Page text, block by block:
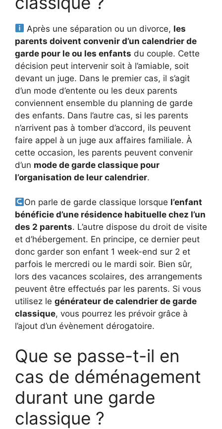
Après une séparation ou un divorce, les
parents doivent convenir d’un calendrier de
garde pour le ou les enfants du couple. Cette
décision peut intervenir soit à l’amiable, soit
devant un juge. Dans le premier cas, il s’agit
d’un mode d’entente ou les deux parents
conviennent ensemble du planning de garde
des enfants. Dans l’autre cas, si les parents
n’arrivent pas à tomber d’accord, ils peuvent
faire appel à un juge aux affaires familiale. À
cette occasion, les parents peuvent convenir
d’un mode de garde classique pour
l’organisation de leur calendrier.
On parle de garde classique lorsque l’enfant
bénéficie d’une résidence habituelle chez l’un
des 2 parents. L’autre dispose du droit de visite
et d’hébergement. En principe, ce dernier peut
donc garder son enfant 1 week-end sur 2 et
parfois le mercredi ou le mardi soir. Bien sûr,
lors des vacances scolaires, des arrangements
peuvent être effectués par les parents. Si vous
utilisez le générateur de calendrier de garde
classique, vous pourrez les prévoir grâce à
l’ajout d’un évènement dérogatoire.
Que se passe-t-il en
cas de déménagement
durant une garde
classique ?